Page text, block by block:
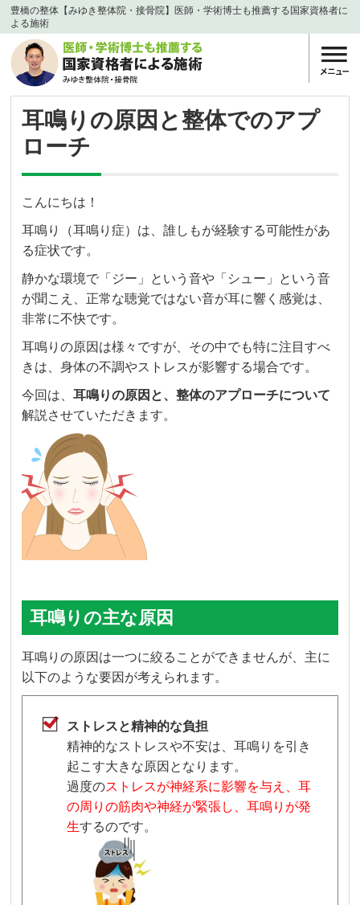
豊橋の整体【みゆき整体院・接骨院】医師・学術博士も推薦する国家資格者に
よる施術
耳鳴りの原因と整体でのアプ
ローチ
こんにちは！
耳鳴り（耳鳴り症）は、誰しもが経験する可能性があ
る症状です。
静かな環境で「ジー」という音や「シュー」という音
が聞こえ、正常な聴覚ではない音が耳に響く感覚は、
非常に不快です。
耳鳴りの原因は様々ですが、その中でも特に注目すべ
きは、身体の不調やストレスが影響する場合です。
今回は、耳鳴りの原因と、整体のアプローチについて
解説させていただきます。
耳鳴りの主な原因
耳鳴りの原因は一つに絞ることができませんが、主に
以下のような要因が考えられます。
ストレスと精神的な負担
精神的なストレスや不安は、耳鳴りを引き
起こす大きな原因となります。
過度のストレスが神経系に影響を与え、耳
の周りの筋肉や神経が緊張し、耳鳴りが発
生するのです。